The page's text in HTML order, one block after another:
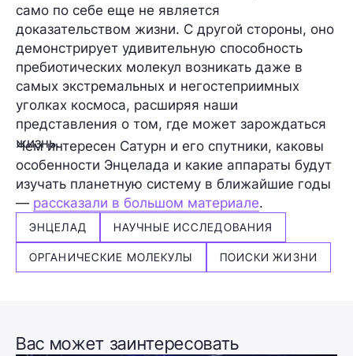
само по себе еще не является
доказательством жизни. С другой стороны, оно
демонстрирует удивительную способность
пребиотических молекул возникать даже в
самых экстремальных и негостеприимных
уголках космоса, расширяя наши
представления о том, где может зарождаться
жизнь.
Чем интересен Сатурн и его спутники, каковы
особенности Энцелада и какие аппараты будут
изучать планетную систему в ближайшие годы
— рассказали в большом материале.
ЭНЦЕЛАД НАУЧНЫЕ ИССЛЕДОВАНИЯ
ОРГАНИЧЕСКИЕ МОЛЕКУЛЫ ПОИСКИ ЖИЗНИ
Вас может заинтересовать